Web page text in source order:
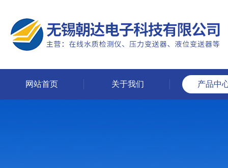
网站首页 关于我们 产品中